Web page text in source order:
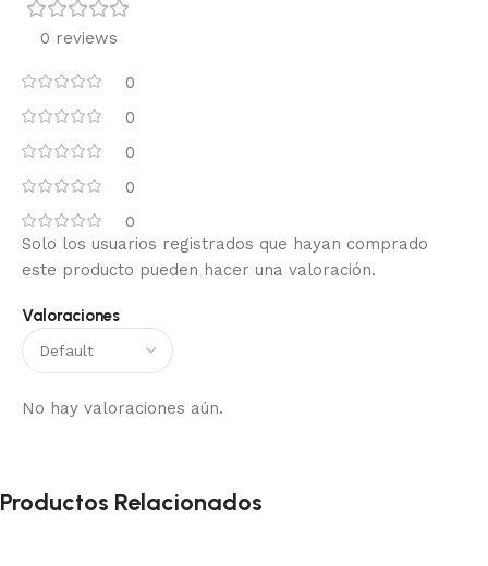
0 reviews
0
0
0
0
0
Valoraciones
No hay valoraciones aún.
Solo los usuarios registrados que hayan comprado
este producto pueden hacer una valoración.
Productos Relacionados